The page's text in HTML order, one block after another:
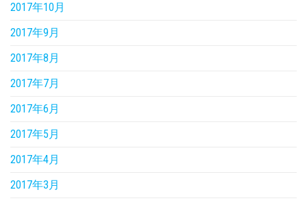
2017年10月
2017年9月
2017年8月
2017年7月
2017年6月
2017年5月
2017年4月
2017年3月